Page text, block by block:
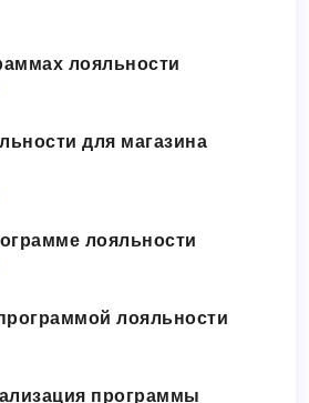
лояльности
для магазина
лояльности
лояльности
программы